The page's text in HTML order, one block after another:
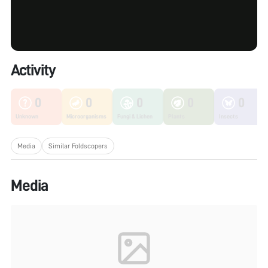
Activity
0
Unknown
0
Microorganisms
Media Similar Foldscopers
Media